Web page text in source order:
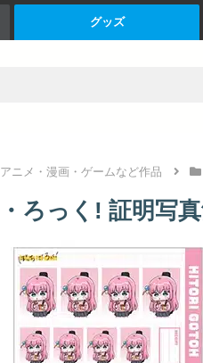
グッズ
ニメ・漫画・ゲームなど作品
ろっく! 証明写